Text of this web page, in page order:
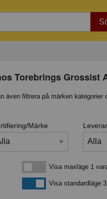
Torebrings Grossist
även filtrera på märken kategorier
Märke
Visa maxläge 1 vara/rad
Visa maxläge 1
Visa standardlägeVisa standardläge